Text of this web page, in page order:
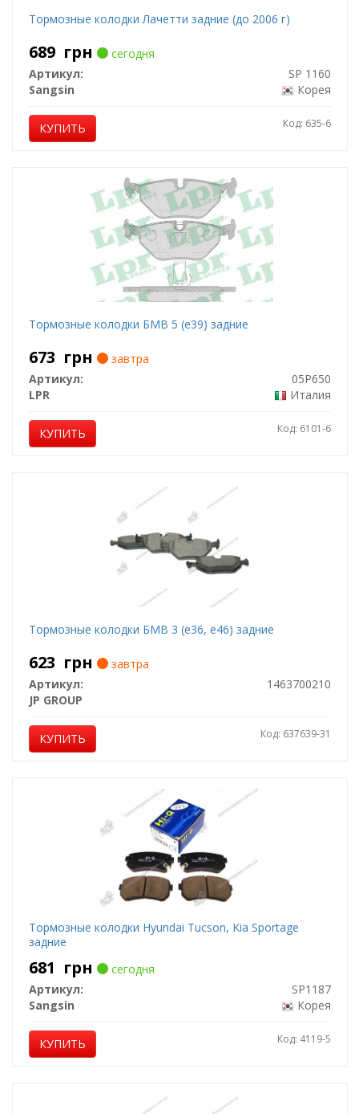
Тормозные колодки Лачетти задние (до 2006 г)
689 грн
сегодня
Артикул:
SP 1160
Sangsin
Корея
КУПИТЬ Код: 635-6
Тормозные колодки БМВ 5 (е39) задние
673 грн
завтра
Артикул:
05P650
LPR
Италия
КУПИТЬ Код: 6101-6
Тормозные колодки БМВ 3 (е36, е46) задние
623 грн
завтра
Артикул:
1463700210
JP GROUP
КУПИТЬ Код: 637639-31
Тормозные колодки Hyundai Tucson, Kia Sportage
задние
681 грн
сегодня
Артикул:
SP1187
Sangsin
Корея
КУПИТЬ Код: 4119-5